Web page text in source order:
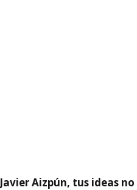
Javier Aizpún, tus ideas